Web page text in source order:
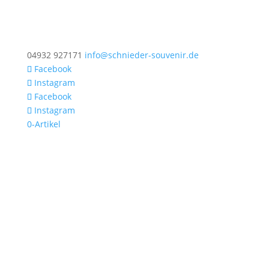
04932 927171 info@schnieder-souvenir.de
Facebook
Instagram
Facebook
Instagram
0-Artikel